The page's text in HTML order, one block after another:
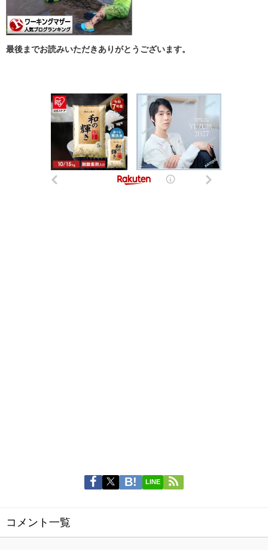
最後までお読みいただきありがとうございます。
LINE
コメント一覧